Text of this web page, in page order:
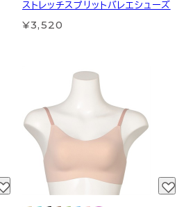
ストレッチスプリットバレエシューズ
¥3,520